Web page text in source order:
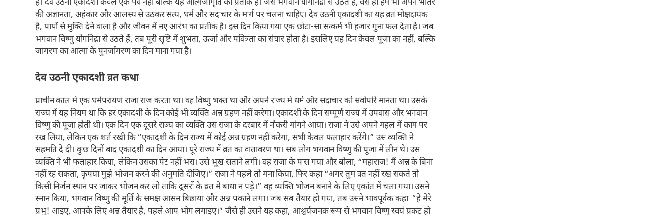
हैं। देव उठनी एकादशी केवल एक पर्व नहीं बल्कि यह आत्मजागृति का प्रतीक है। जैसे भगवान योगनिद्रा से उठते हैं, वैसे ही हमें भी अपने भीतर
की अज्ञानता, अहंकार और आलस्य से उठकर सत्य, धर्म और सदाचार के मार्ग पर चलना चाहिए। देव उठनी एकादशी का यह व्रत मोक्षदायक
है, पापों से मुक्ति देने वाला है और जीवन में नए आरंभ का प्रतीक है। इस दिन किया गया एक छोटा-सा सत्कर्म भी हजार गुना फल देता है। जब
भगवान विष्णु योगनिद्रा से उठते हैं, तब पूरी सृष्टि में शुभता, ऊर्जा और पवित्रता का संचार होता है। इसलिए यह दिन केवल पूजा का नहीं, बल्कि
जागरण का आत्मा के पुनर्जागरण का दिन माना गया है।
देव उठनी एकादशी व्रत कथा
प्राचीन काल में एक धर्मपरायण राजा राज करता था। वह विष्णु भक्त था और अपने राज्य में धर्म और सदाचार को सर्वोपरि मानता था। उसके
राज्य में यह नियम था कि हर एकादशी के दिन कोई भी व्यक्ति अन्न ग्रहण नहीं करेगा। एकादशी के दिन सम्पूर्ण राज्य में उपवास और भगवान
विष्णु की पूजा होती थी। एक दिन एक दूसरे राज्य का व्यक्ति उस राजा के दरबार में नौकरी मांगने आया। राजा ने उसे अपने महल में काम पर
रख लिया, लेकिन एक शर्त रखी कि “एकादशी के दिन राज्य में कोई अन्न ग्रहण नहीं करेगा, सभी केवल फलाहार करेंगे।” उस व्यक्ति ने
सहमति दे दी। कुछ दिनों बाद एकादशी का दिन आया। पूरे राज्य में व्रत का वातावरण था। सब लोग भगवान विष्णु की पूजा में लीन थे। उस
व्यक्ति ने भी फलाहार किया, लेकिन उसका पेट नहीं भरा। उसे भूख सताने लगी। वह राजा के पास गया और बोला, “महाराज! मैं अन्न के बिना
नहीं रह सकता, कृपया मुझे भोजन करने की अनुमति दीजिए।” राजा ने पहले तो मना किया, फिर कहा “अगर तुम व्रत नहीं रख सकते तो
किसी निर्जन स्थान पर जाकर भोजन कर लो ताकि दूसरों के व्रत में बाधा न पड़े।” वह व्यक्ति भोजन बनाने के लिए एकांत में चला गया। उसने
स्नान किया, भगवान विष्णु की मूर्ति के समक्ष आसन बिछाया और अन्न पकाने लगा। जब सब तैयार हो गया, तब उसने भावपूर्वक कहा “हे मेरे
प्रभु! आइए, आपके लिए अन्न तैयार है, पहले आप भोग लगाइए।” जैसे ही उसने यह कहा, आश्चर्यजनक रूप से भगवान विष्णु स्वयं प्रकट हो